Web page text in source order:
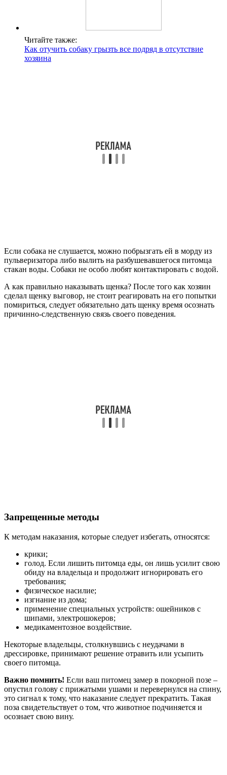
Читайте также:
Как отучить собаку грызть все подряд в отсутствие
хозяина
Если собака не слушается, можно побрызгать ей в морду из
пульверизатора либо вылить на разбушевавшегося питомца
стакан воды. Собаки не особо любят контактировать с водой.
А как правильно наказывать щенка? После того как хозяин
сделал щенку выговор, не стоит реагировать на его попытки
помириться, следует обязательно дать щенку время осознать
причинно-следственную связь своего поведения.
Запрещенные методы
К методам наказания, которые следует избегать, относятся:
крики;
голод. Если лишить питомца еды, он лишь усилит свою
обиду на владельца и продолжит игнорировать его
требования;
физическое насилие;
изгнание из дома;
применение специальных устройств: ошейников с
шипами, электрошокеров;
медикаментозное воздействие.
Некоторые владельцы, столкнувшись с неудачами в
дрессировке, принимают решение отравить или усыпить
своего питомца.
Важно помнить! Если ваш питомец замер в покорной позе –
опустил голову с прижатыми ушами и перевернулся на спину,
это сигнал к тому, что наказание следует прекратить. Такая
поза свидетельствует о том, что животное подчиняется и
осознает свою вину.